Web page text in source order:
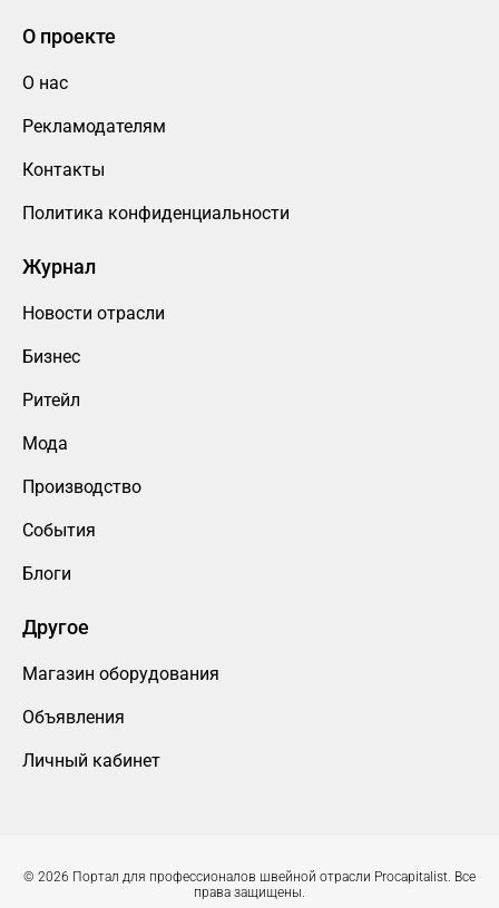
О проекте
О нас
Рекламодателям
Контакты
Политика конфиденциальности
Журнал
Новости отрасли
Бизнес
Ритейл
Мода
Производство
События
Блоги
Другое
Магазин оборудования
Объявления
Личный кабинет
© 2026 Портал для профессионалов швейной отрасли Procapitalist. Все
права защищены.